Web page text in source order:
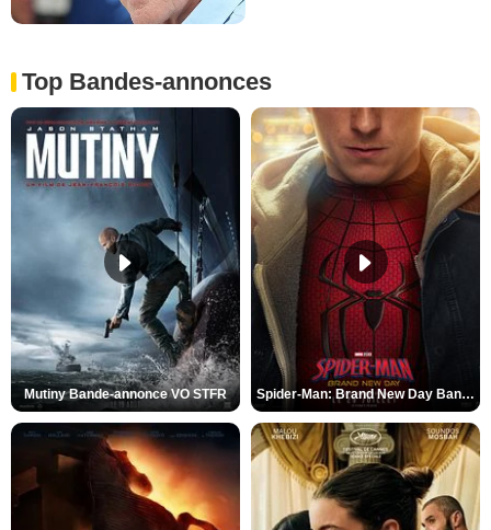
Top Bandes-annonces
Mutiny Bande-annonce VO STFR Spider-Man: Brand New Day Bande-annonce VO STFR